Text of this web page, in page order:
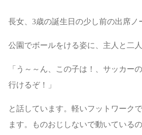
長女、3歳の誕生日の少し前の出席ノ
公園でボールをける姿に、主人と二人
「う～～ん、この子は！、サッカー
行けるぞ！」
と話しています。軽いフットワーク
ます。ものおじしないで動いている